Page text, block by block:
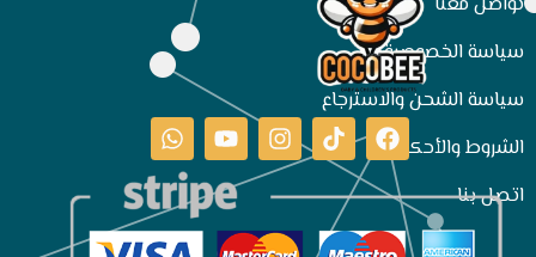
سياسة الخصوصية
سياسة الشحن والاسترجاع
الشروط والأحكام
اتصل بنا